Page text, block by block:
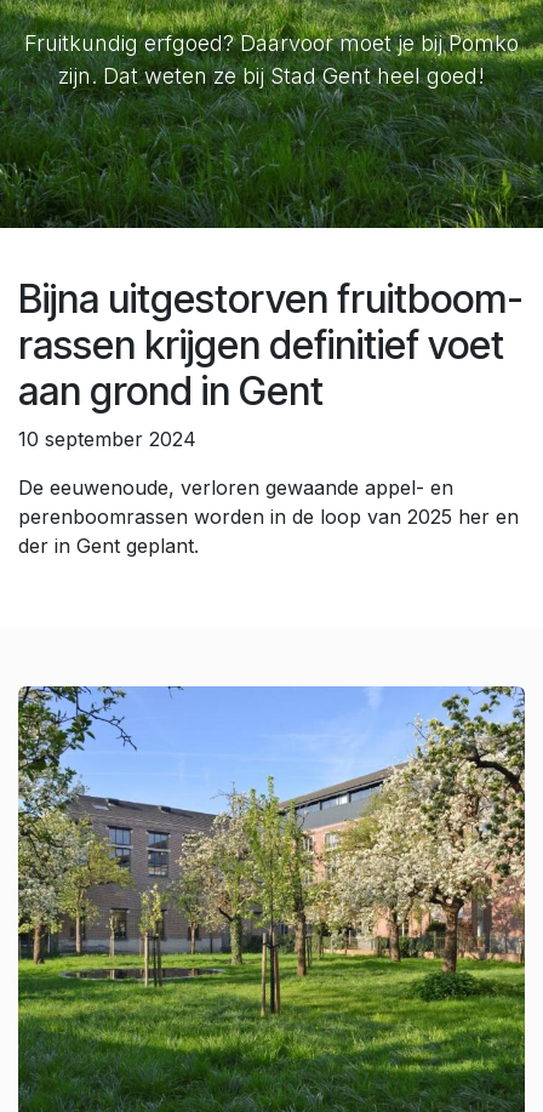
Fruitkundig erfgoed? Daarvoor moet je bij Pomko
zijn. Dat weten ze bij Stad Gent heel goed!
Bijna uitgestorven fruit­boom­
ras­sen krijgen definitief voet
aan grond in Gent
10 september 2024
De eeuwenoude, verloren gewaande appel- en
perenboomrassen worden in de loop van 2025 her en
der in Gent geplant.